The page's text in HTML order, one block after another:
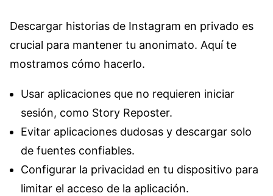
Descargar historias de Instagram en privado es
crucial para mantener tu anonimato. Aquí te
mostramos cómo hacerlo.
Usar aplicaciones que no requieren iniciar
sesión, como Story Reposter.
Evitar aplicaciones dudosas y descargar solo
de fuentes confiables.
Configurar la privacidad en tu dispositivo para
limitar el acceso de la aplicación.